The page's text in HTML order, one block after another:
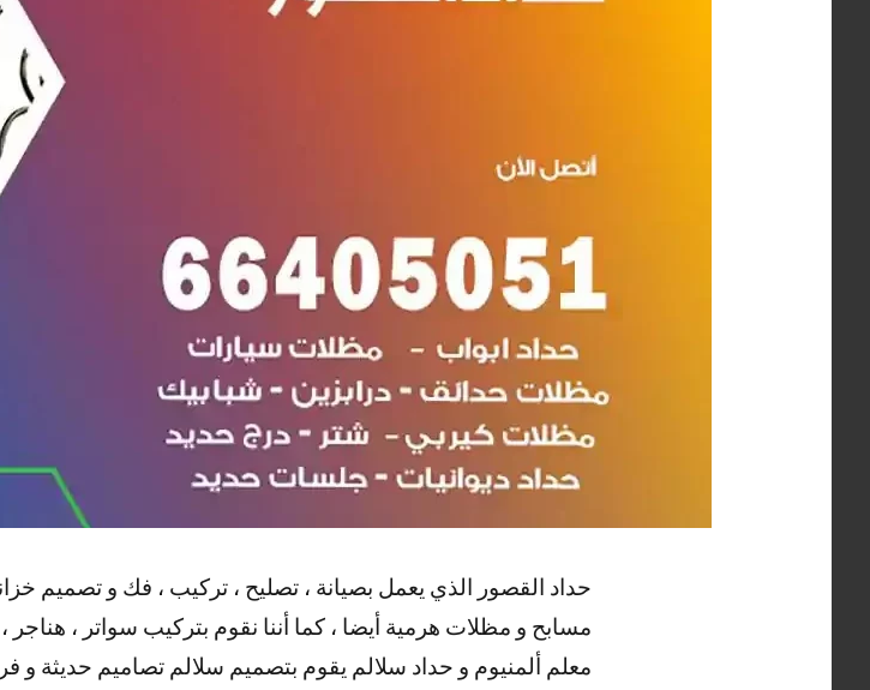
حداد القصور الذي يعمل بصيانة ، تصليح ، تركيب ، فك و تصميم
مسابح و مظلات هرمية أيضا ، كما أننا نقوم بتركيب سواتر ، هناجر
معلم ألمنيوم و حداد سلالم يقوم بتصميم سلالم تصاميم حديثة و